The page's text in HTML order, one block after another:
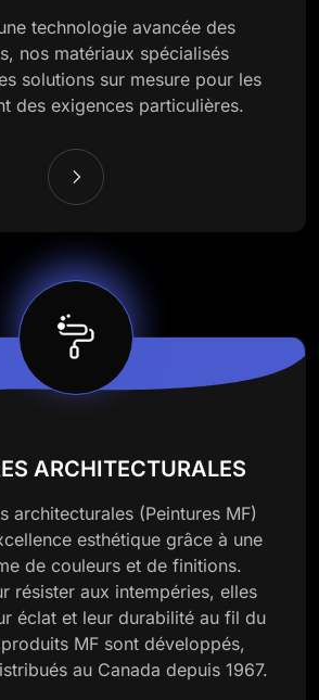
technologie avancée des
nos matériaux spécialisés
solutions sur mesure pour les
des exigences particulières.
ARCHITECTURALES
architecturales (Peintures MF)
esthétique grâce à une
de couleurs et de finitions.
résister aux intempéries, elles
éclat et leur durabilité au fil du
MF sont développés,
au Canada depuis 1967.